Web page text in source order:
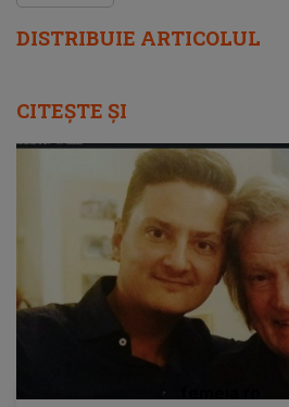
DISTRIBUIE ARTICOLUL
CITEȘTE ȘI